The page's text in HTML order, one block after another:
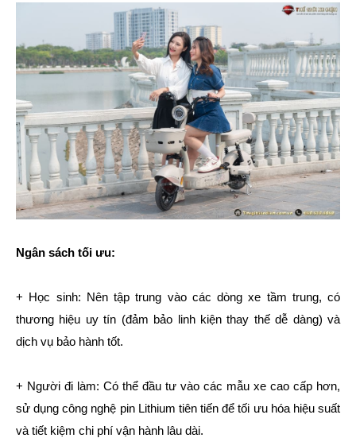
Ngân sách tối ưu:
+ Học sinh: Nên tập trung vào các dòng xe tầm trung, có
thương hiệu uy tín (đảm bảo linh kiện thay thế dễ dàng) và
dịch vụ bảo hành tốt.
+ Người đi làm: Có thể đầu tư vào các mẫu xe cao cấp hơn,
sử dụng công nghệ pin Lithium tiên tiến để tối ưu hóa hiệu suất
và tiết kiệm chi phí vận hành lâu dài.